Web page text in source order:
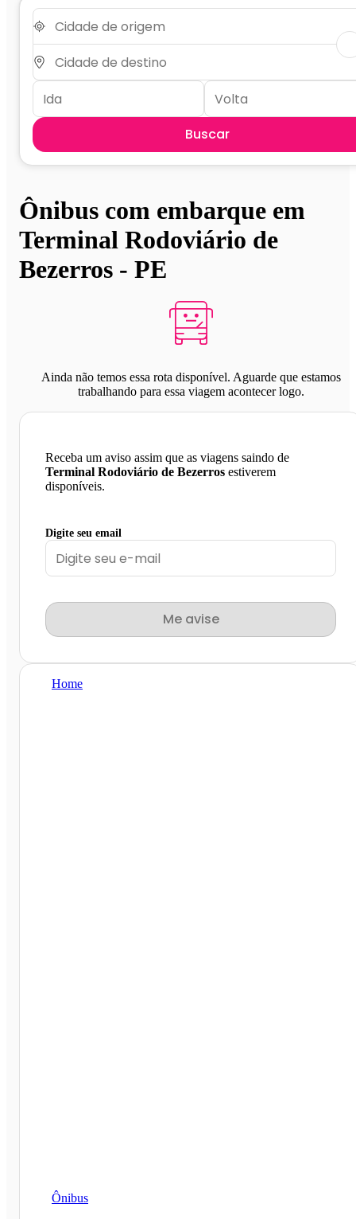
Buscar
Ônibus com embarque em
Terminal Rodoviário de
Bezerros - PE
Ainda não temos essa rota disponível. Aguarde que estamos
trabalhando para essa viagem acontecer logo.
Receba um aviso assim que as viagens saindo de
Terminal Rodoviário de Bezerros estiverem
disponíveis.
Digite seu email
Me avise
Home
Ônibus